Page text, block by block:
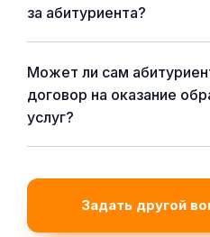
за абитуриента?
Может ли сам
договор на оказание
услуг?
Задать другой